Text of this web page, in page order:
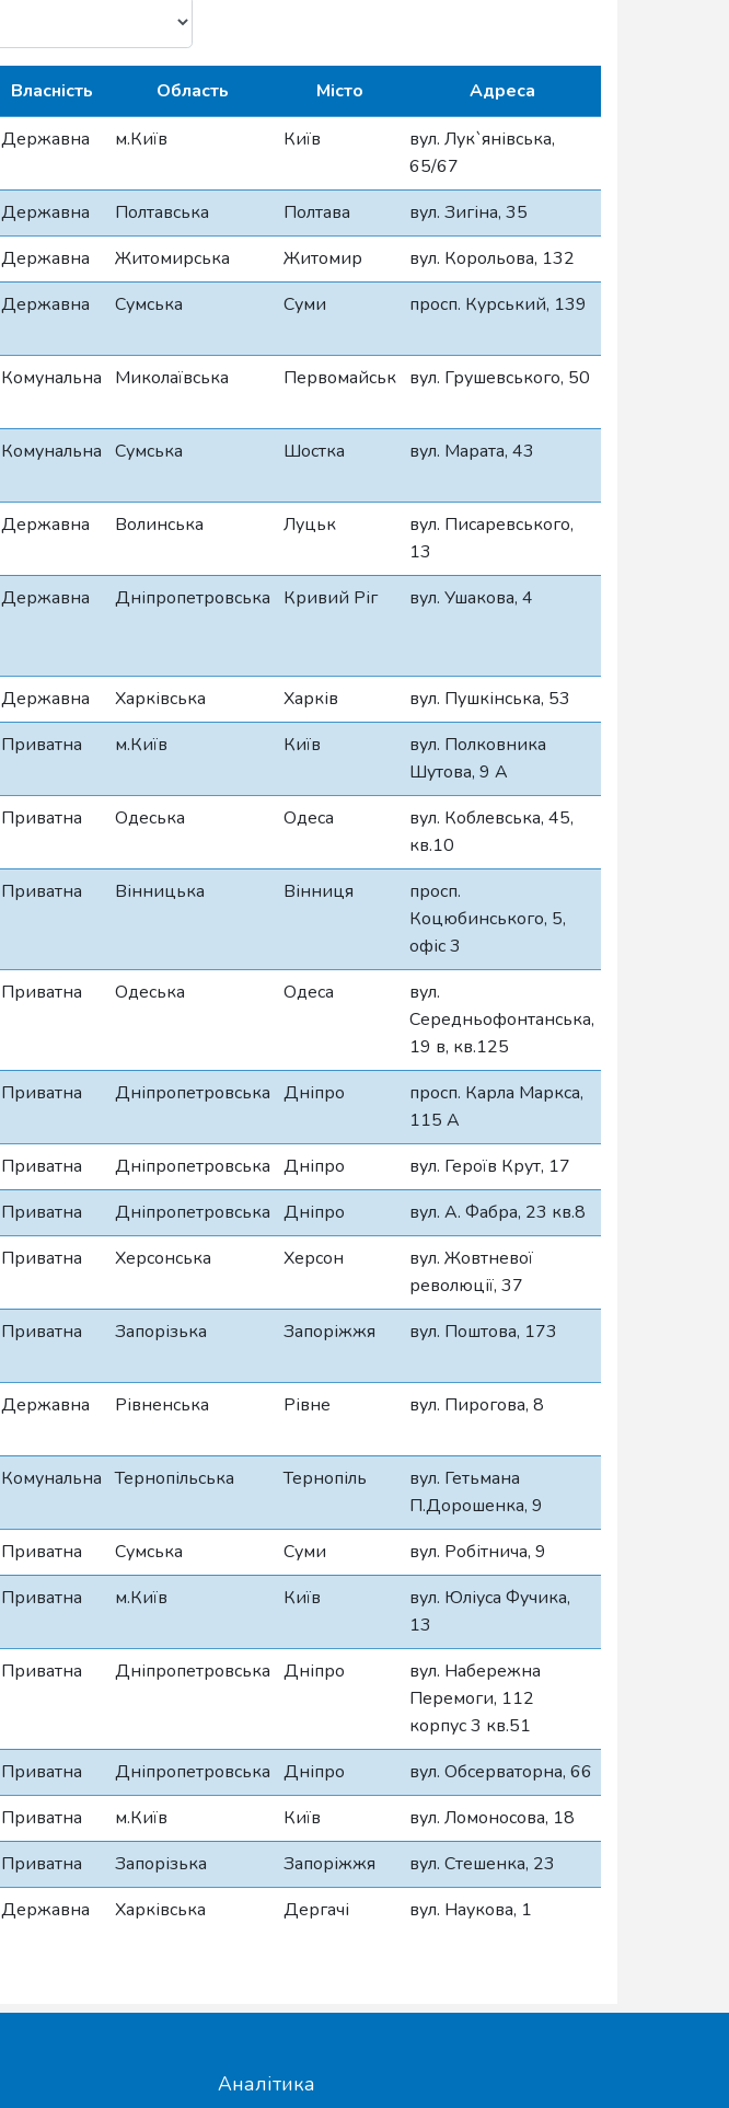
Власність Область Місто
Адреса
Державна м.Київ Київ
вул. Лук`янівська,
65/67
Державна Полтавська Полтава
вул. Зигіна, 35
Державна Житомирська Житомир
вул. Корольова, 132
Державна Сумська Суми просп. Курський, 139
Комунальна Миколаївська Первомайськ вул. Грушевського, 50
Комунальна Сумська Шостка вул. Марата, 43
Державна Волинська Луцьк
вул. Писаревського,
13
Державна Дніпропетровська Кривий Ріг вул. Ушакова, 4
Державна Харківська Харків
вул. Пушкінська, 53
Приватна м.Київ Київ
вул. Полковника
Шутова, 9 А
Приватна Одеська Одеса
вул. Коблевська, 45,
кв.10
Приватна Вінницька Вінниця
просп.
Коцюбинського, 5,
офіс 3
Приватна Одеська Одеса
вул.
Середньофонтанська,
19 в, кв.125
Приватна Дніпропетровська Дніпро
просп. Карла Маркса,
115 А
Приватна Дніпропетровська Дніпро
вул. Героїв Крут, 17
Приватна Дніпропетровська Дніпро
вул. А. Фабра, 23 кв.8
Приватна Херсонська Херсон
вул. Жовтневої
революції, 37
Приватна Запорізька Запоріжжя вул. Поштова, 173
Державна Рівненська Рівне вул. Пирогова, 8
Комунальна Тернопільська Тернопіль
вул. Гетьмана
П.Дорошенка, 9
Приватна Сумська Суми
вул. Робітнича, 9
Приватна м.Київ Київ
вул. Юліуса Фучика,
13
Приватна Дніпропетровська Дніпро
вул. Набережна
Перемоги, 112
корпус 3 кв.51
Приватна Дніпропетровська Дніпро
вул. Обсерваторна, 66
Приватна м.Київ Київ
вул. Ломоносова, 18
Приватна Запорізька Запоріжжя
вул. Стешенка, 23
Державна Харківська Дергачі вул. Наукова, 1
Аналітика